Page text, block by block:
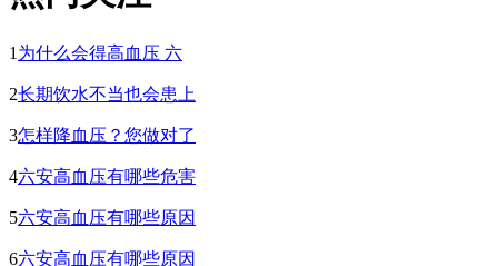
1 为什么会得高血压 六
2长期饮水不当也会患上
3怎样降血压？您做对了
4六安高血压有哪些危害
5六安高血压有哪些原因
6六安高血压有哪些原因